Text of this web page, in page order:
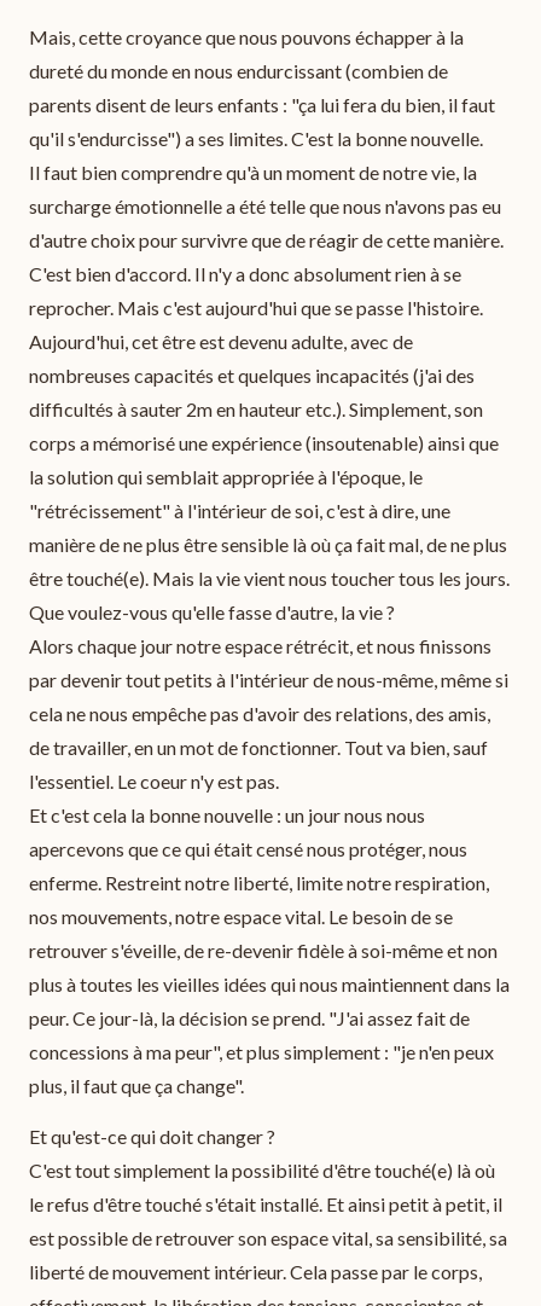
Mais, cette croyance que nous pouvons échapper à la
dureté du monde en nous endurcissant (combien de
parents disent de leurs enfants : "ça lui fera du bien, il faut
qu'il s'endurcisse") a ses limites. C'est la bonne nouvelle.
Il faut bien comprendre qu'à un moment de notre vie, la
surcharge émotionnelle a été telle que nous n'avons pas eu
d'autre choix pour survivre que de réagir de cette manière.
C'est bien d'accord. Il n'y a donc absolument rien à se
reprocher. Mais c'est aujourd'hui que se passe l'histoire.
Aujourd'hui, cet être est devenu adulte, avec de
nombreuses capacités et quelques incapacités (j'ai des
difficultés à sauter 2m en hauteur etc.). Simplement, son
corps a mémorisé une expérience (insoutenable) ainsi que
la solution qui semblait appropriée à l'époque, le
"rétrécissement" à l'intérieur de soi, c'est à dire, une
manière de ne plus être sensible là où ça fait mal, de ne plus
être touché(e). Mais la vie vient nous toucher tous les jours.
Que voulez-vous qu'elle fasse d'autre, la vie ?
Alors chaque jour notre espace rétrécit, et nous finissons
par devenir tout petits à l'intérieur de nous-même, même si
cela ne nous empêche pas d'avoir des relations, des amis,
de travailler, en un mot de fonctionner. Tout va bien, sauf
l'essentiel. Le coeur n'y est pas.
Et c'est cela la bonne nouvelle : un jour nous nous
apercevons que ce qui était censé nous protéger, nous
enferme. Restreint notre liberté, limite notre respiration,
nos mouvements, notre espace vital. Le besoin de se
retrouver s'éveille, de re-devenir fidèle à soi-même et non
plus à toutes les vieilles idées qui nous maintiennent dans la
peur. Ce jour-là, la décision se prend. "J'ai assez fait de
concessions à ma peur", et plus simplement : "je n'en peux
plus, il faut que ça change".
Et qu'est-ce qui doit changer ?
C'est tout simplement la possibilité d'être touché(e) là où
le refus d'être touché s'était installé. Et ainsi petit à petit, il
est possible de retrouver son espace vital, sa sensibilité, sa
liberté de mouvement intérieur. Cela passe par le corps,